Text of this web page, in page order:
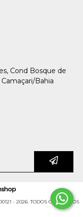
Cond Bosque de
Bahia
- 2026. TODOS OS DIREITOS